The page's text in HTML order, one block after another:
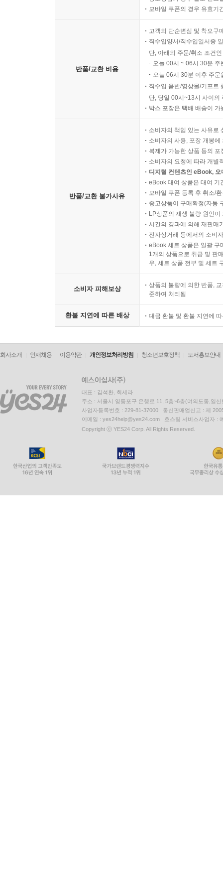
모바일 쿠폰의 경우 유효기
반품/교환 비용
고객의 단순변심 및 착오구
직수입양서/직수입일서중
단, 아래의 주문/취소 조건
오늘 00시 ~ 06시 30분
오늘 06시 30분 이후 주
직수입 음반/영상물/기프트
단, 당일 00시~13시 사이의
박스 포장은 택배 배송이
반품/교환 불가사유
소비자의 책임 있는 사유로
소비자의 사용, 포장 개봉
복제가 가능한 상품 등의
소비자의 요청에 따라 개별
디지털 컨텐츠인 eBook,
eBook 대여 상품은 대여 기
모바일 쿠폰 등록 후 취소/
중고상품이 구매확정(자동
LP상품의 재생 불량 원인
시간의 경과에 의해 재판매
전자상거래 등에서의 소비
eBook 세트 상품은 일괄 구
1개의 상품으로 취급 및 판
우, 세트 상품 전부 및 세트
소비자 피해보상
상품의 불량에 의한 반품,
준하여 처리됨
환불 지연에 따른 배상 대금 환불 및 환불 지연에
회사소개 인재채용 이용약관 개인정보처리방침 청소년보호정책 도서홍보안내
대표 : 김석환, 최세라
주소 : 서울시 영등포구 은행로 11, 5층~6층(여의도동,일신
사업자등록번호 : 229-81-37000 통신판매업신고 : 제
이메일 : yes24help@yes24.com 호스팅 서비스사업자 :
Copyright ⓒ YES24 Corp. All Rights Reserved.